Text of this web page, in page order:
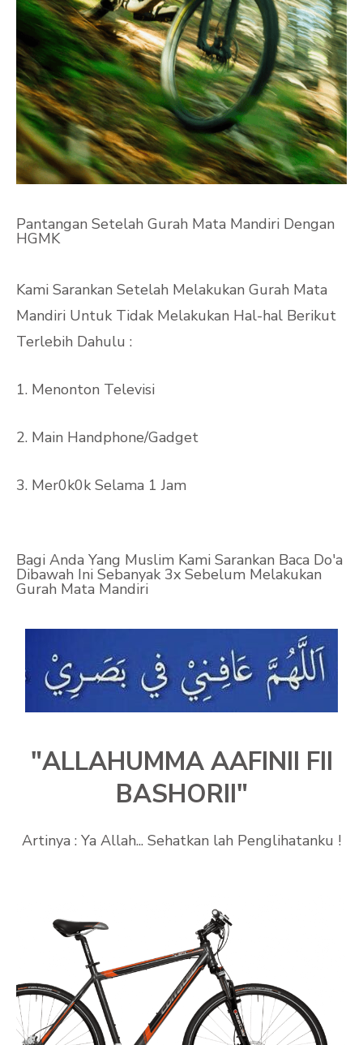
Pantangan Setelah Gurah Mata Mandiri Dengan
HGMK
Kami Sarankan Setelah Melakukan Gurah Mata
Mandiri Untuk Tidak Melakukan Hal-hal Berikut
Terlebih Dahulu :
1. Menonton Televisi
2. Main Handphone/Gadget
3. Mer0k0k Selama 1 Jam
Bagi Anda Yang Muslim Kami Sarankan Baca Do'a
Dibawah Ini Sebanyak 3x Sebelum Melakukan
Gurah Mata Mandiri
"ALLAHUMMA AAFINII FII
BASHORII"
Artinya : Ya Allah... Sehatkan lah Penglihatanku !